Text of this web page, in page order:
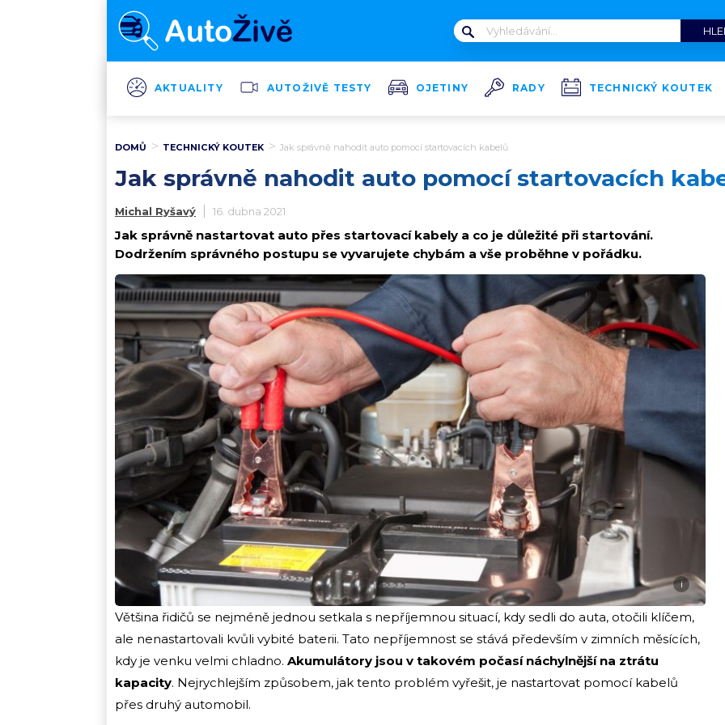
AKTUALITY AUTOŽIVĚ TESTY OJETINY RADY TECHNICKÝ KOUTEK
DOMŮ TECHNICKÝ KOUTEK Jak správně nahodit auto pomocí startovacích kabelů
Jak správně nahodit auto pomocí startovacích
Michal Ryšavý 16. dubna 2021
Jak správně nastartovat auto přes startovací kabely a co je důležité při startování.
Dodržením správného postupu se vyvarujete chybám a vše proběhne v pořádku.
i
Většina řidičů se nejméně jednou setkala s nepříjemnou situací, kdy sedli do auta, otočili klíčem,
ale nenastartovali kvůli vybité baterii. Tato nepříjemnost se stává především v zimních měsících,
kdy je venku velmi chladno. Akumulátory jsou v takovém počasí náchylnější na ztrátu
kapacity. Nejrychlejším způsobem, jak tento problém vyřešit, je nastartovat pomocí kabelů
přes druhý automobil.